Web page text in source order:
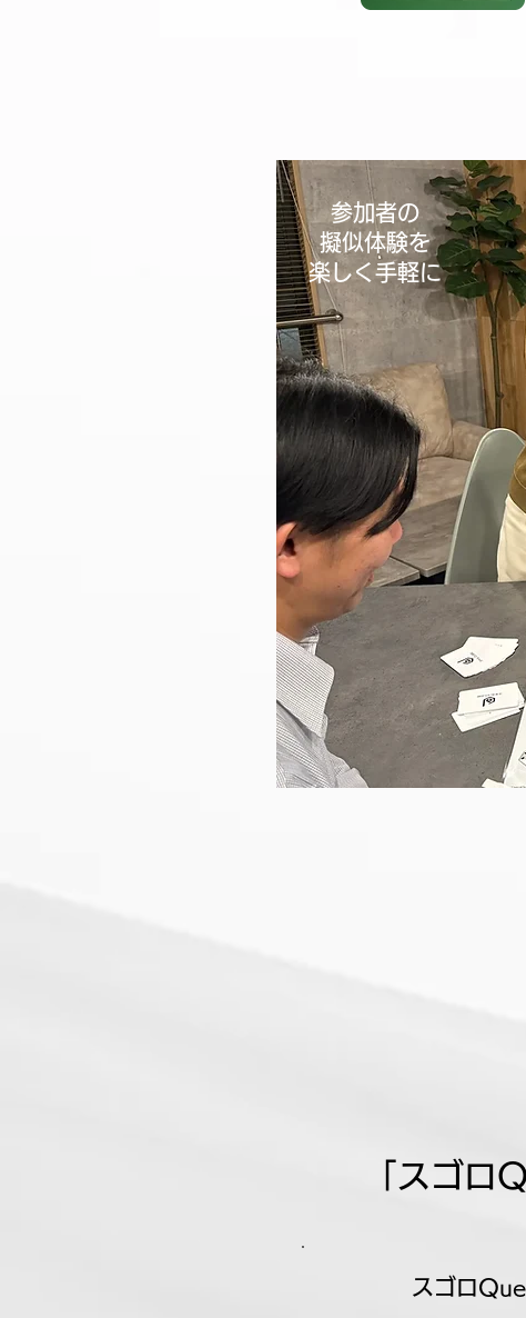
参加者の
擬似体験を
楽しく手軽に
「スゴロ
スゴロ